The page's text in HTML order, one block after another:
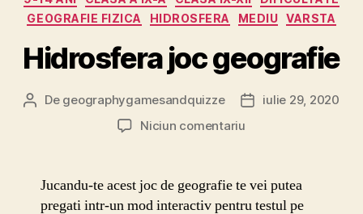
GEOGRAFIE FIZICA
HIDROSFERA MEDIU VARSTA
Hidrosfera joc geografie
Autor
De geographygamesandquizze
Datăiulie 29, 2020
Niciun comentariula
geografie
Jucandu-te acest joc de geografie te vei putea
pregati intr-un mod interactiv pentru testul pe